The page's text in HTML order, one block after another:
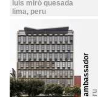
luis miró quesada
lima, peru